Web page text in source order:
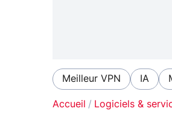
Meilleur VPN IA
Accueil Logiciels &